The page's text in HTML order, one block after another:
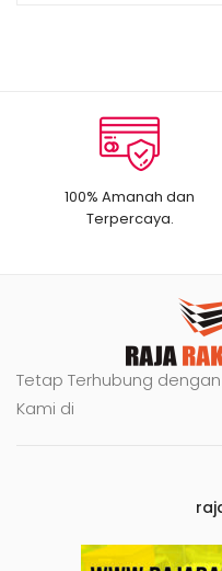
100% Amanah dan
Terpercaya.
Tetap Terhubung dengan
Kami di